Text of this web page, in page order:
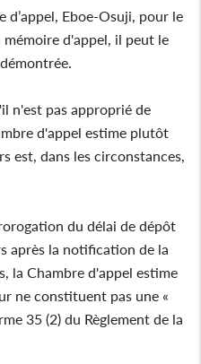
d’appel, Eboe-Osuji, pour le
d'appel, il peut le
n'est pas approprié de
d'appel estime plutôt
est, dans les circonstances,
du délai de dépôt
après la notification de la
la Chambre d'appel estime
ne constituent pas une «
35 (2) du Règlement de la